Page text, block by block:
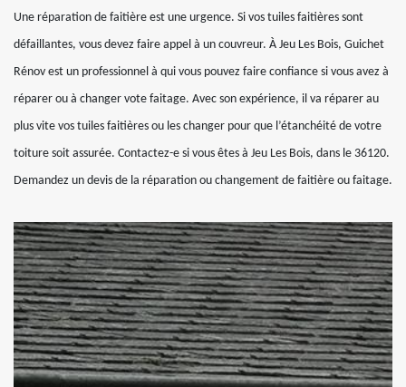
Une réparation de faitière est une urgence. Si vos tuiles faitières sont
défaillantes, vous devez faire appel à un couvreur. À Jeu Les Bois, Guichet
Rénov est un professionnel à qui vous pouvez faire confiance si vous avez à
réparer ou à changer vote faitage. Avec son expérience, il va réparer au
plus vite vos tuiles faitières ou les changer pour que l’étanchéité de votre
toiture soit assurée. Contactez-e si vous êtes à Jeu Les Bois, dans le 36120.
Demandez un devis de la réparation ou changement de faitière ou faitage.